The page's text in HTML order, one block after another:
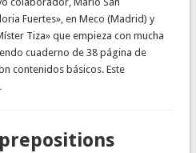
Fuertes», en Meco (Madrid) y
Tiza» que empieza con mucha
cuaderno de 38 página de
contenidos básicos. Este